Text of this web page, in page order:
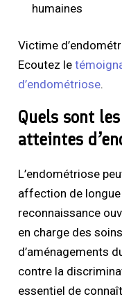
humaines
Victime
Ecoutez le
d’endométriose.
Quels sont
atteintes
L’endométriose
affection de
reconnaissance
en charge des
d’aménagements
contre la
essentiel de